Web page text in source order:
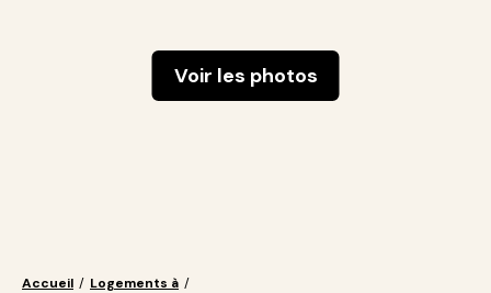
Voir les photos
Accueil / Logements à /